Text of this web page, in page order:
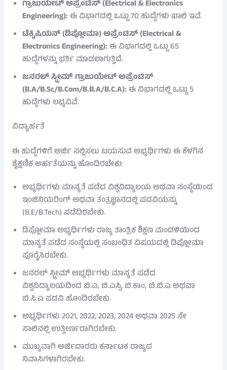
ಗ್ರಾಜುಯೇಟ್ ಅಪ್ರೆಂಟಿಸ್ (Electrical & Electronics
Engineering):ಈ ವಿಭಾಗದಲ್ಲಿ ಒಟ್ಟು 70 ಹುದ್ದೆಗಳು ಖಾಲಿ ಇವೆ.
ಟೆಕ್ನಿಷಿಯನ್ (ಡಿಪ್ಲೋಮಾ) ಅಪ್ರೆಂಟಿಸ್ (Electrical &
Electronics Engineering):ಈ ವಿಭಾಗದಲ್ಲಿ ಒಟ್ಟು 65
ಹುದ್ದೆಗಳನ್ನು ಭರ್ತಿ ಮಾಡಲಾಗುತ್ತಿದೆ.
ಜನರಲ್ ಸ್ಟ್ರೀಮ್ ಗ್ರಾಜುಯೇಟ್ ಅಪ್ರೆಂಟಿಸ್
(B.A/B.Sc/B.Com/B.B.A/B.C.A):ಈ ವಿಭಾಗದಲ್ಲಿ ಒಟ್ಟು 5
ಹುದ್ದೆಗಳು ಲಭ್ಯವಿವೆ.
ವಿದ್ಯಾರ್ಹತೆ
ಈ ಹುದ್ದೆಗಳಿಗೆ ಅರ್ಜಿ ಸಲ್ಲಿಸಲು ಬಯಸುವ ಅಭ್ಯರ್ಥಿಗಳು ಈ ಕೆಳಗಿನ
ಶೈಕ್ಷಣಿಕ ಅರ್ಹತೆಯನ್ನು ಹೊಂದಿರಬೇಕು:
ಅಭ್ಯರ್ಥಿಗಳು ಮಾನ್ಯತೆ ಪಡೆದ ವಿಶ್ವವಿದ್ಯಾಲಯ ಅಥವಾ ಸಂಸ್ಥೆಯಿಂದ
ಇಂಜಿನಿಯರಿಂಗ್ ಅಥವಾ ತಂತ್ರಜ್ಞಾನದಲ್ಲಿ ಪದವಿಯನ್ನು
(B.E/B.Tech) ಪಡೆದಿರಬೇಕು.
ಡಿಪ್ಲೋಮಾ ಅಭ್ಯರ್ಥಿಗಳು ರಾಜ್ಯ ತಾಂತ್ರಿಕ ಶಿಕ್ಷಣ ಮಂಡಳಿಯಿಂದ
ಮಾನ್ಯತೆ ಪಡೆದ ಸಂಸ್ಥೆಯಲ್ಲಿ ಸಂಬಂಧಿತ ವಿಷಯದಲ್ಲಿ ಡಿಪ್ಲೋಮಾ
ಪೂರೈಸಿರಬೇಕು.
ಜನರಲ್ ಸ್ಟ್ರೀಮ್ ಅಭ್ಯರ್ಥಿಗಳು ಮಾನ್ಯತೆ ಪಡೆದ
ವಿಶ್ವವಿದ್ಯಾಲಯದಿಂದ ಬಿ.ಎ, ಬಿ.ಎಸ್ಸಿ, ಬಿ.ಕಾಂ, ಬಿ.ಬಿ.ಎ ಅಥವಾ
ಬಿ.ಸಿ.ಎ ಪದವಿ ಹೊಂದಿರಬೇಕು.
ಅಭ್ಯರ್ಥಿಗಳು 2021, 2022, 2023, 2024 ಅಥವಾ 2025 ನೇ
ಸಾಲಿನಲ್ಲಿ ಉತ್ತೀರ್ಣರಾಗಿರಬೇಕು.
ಮುಖ್ಯವಾಗಿ ಅರ್ಜಿದಾರರು ಕರ್ನಾಟಕ ರಾಜ್ಯದ
ನಿವಾಸಿಗಳಾಗಿರಬೇಕು.